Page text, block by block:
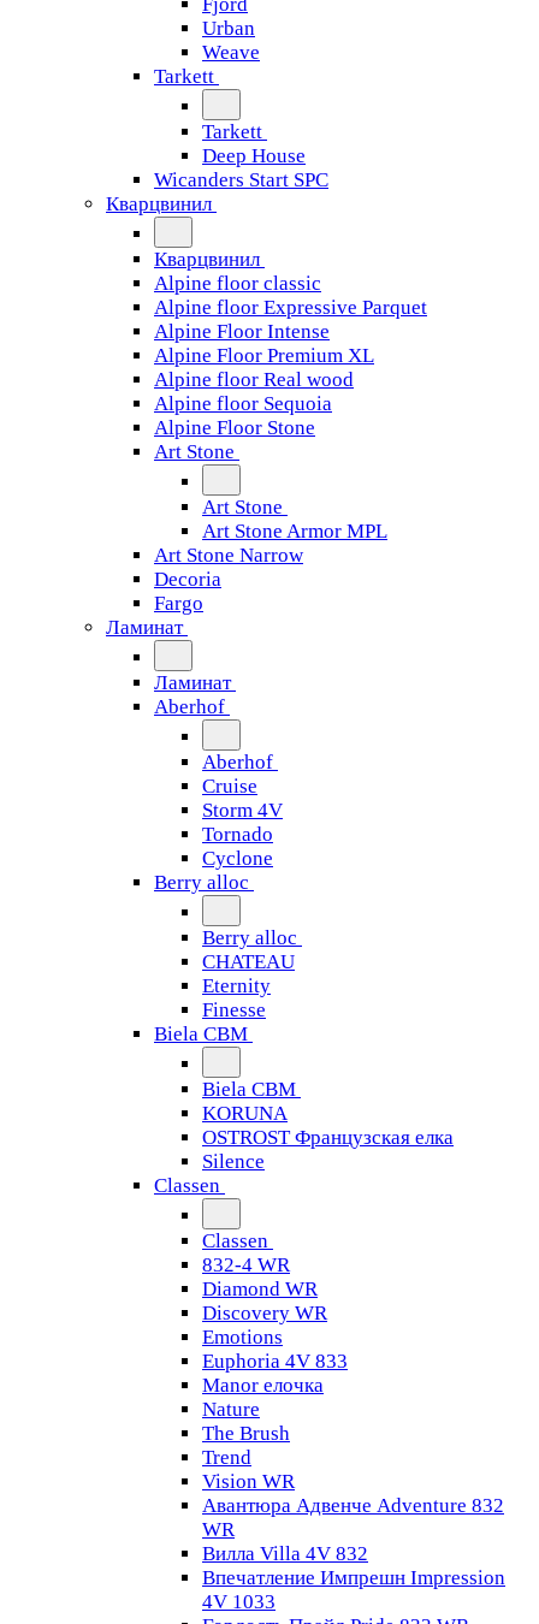
Urban
Weave
Tarkett
Tarkett
Deep House
Wicanders Start SPC
Кварцвинил
Кварцвинил
Alpine floor classic
Alpine floor Expressive Parquet
Alpine Floor Intense
Alpine Floor Premium XL
Alpine floor Real wood
Alpine floor Sequoia
Alpine Floor Stone
Art Stone
Art Stone
Art Stone Armor MPL
Art Stone Narrow
Decoria
Fargo
Ламинат
Ламинат
Aberhof
Aberhof
Cruise
Storm 4V
Tornado
Сyclone
Berry alloc
Berry alloc
CHATEAU
Eternity
Finesse
Biela CBM
Biela CBM
KORUNA
OSTROST Французская елка
Silence
Classen
Classen
832-4 WR
Diamond WR
Discovery WR
Emotions
Euphoria 4V 833
Manor елочка
Nature
The Brush
Trend
Vision WR
Авантюра Адвенче Adventure 832
WR
Вилла Villa 4V 832
Впечатление Импрешн Impression
4V 1033